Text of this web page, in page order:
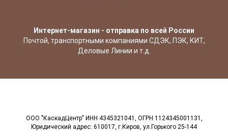
Интернет-магазин - отправка по всей России
Почтой, транспортными компаниями СДЭК, ПЭК, КИТ,
Деловые Линии и т.д.
ООО "КаскадЦентр" ИНН 4345321041, ОГРН 1124345001131,
Юридический адрес: 610017, г.Киров, ул.Горького 25-144